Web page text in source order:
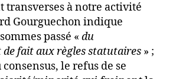
transverses à notre activité
Gourguechon indique
passé « du
fait aux règles statutaires » ;
le refus de se